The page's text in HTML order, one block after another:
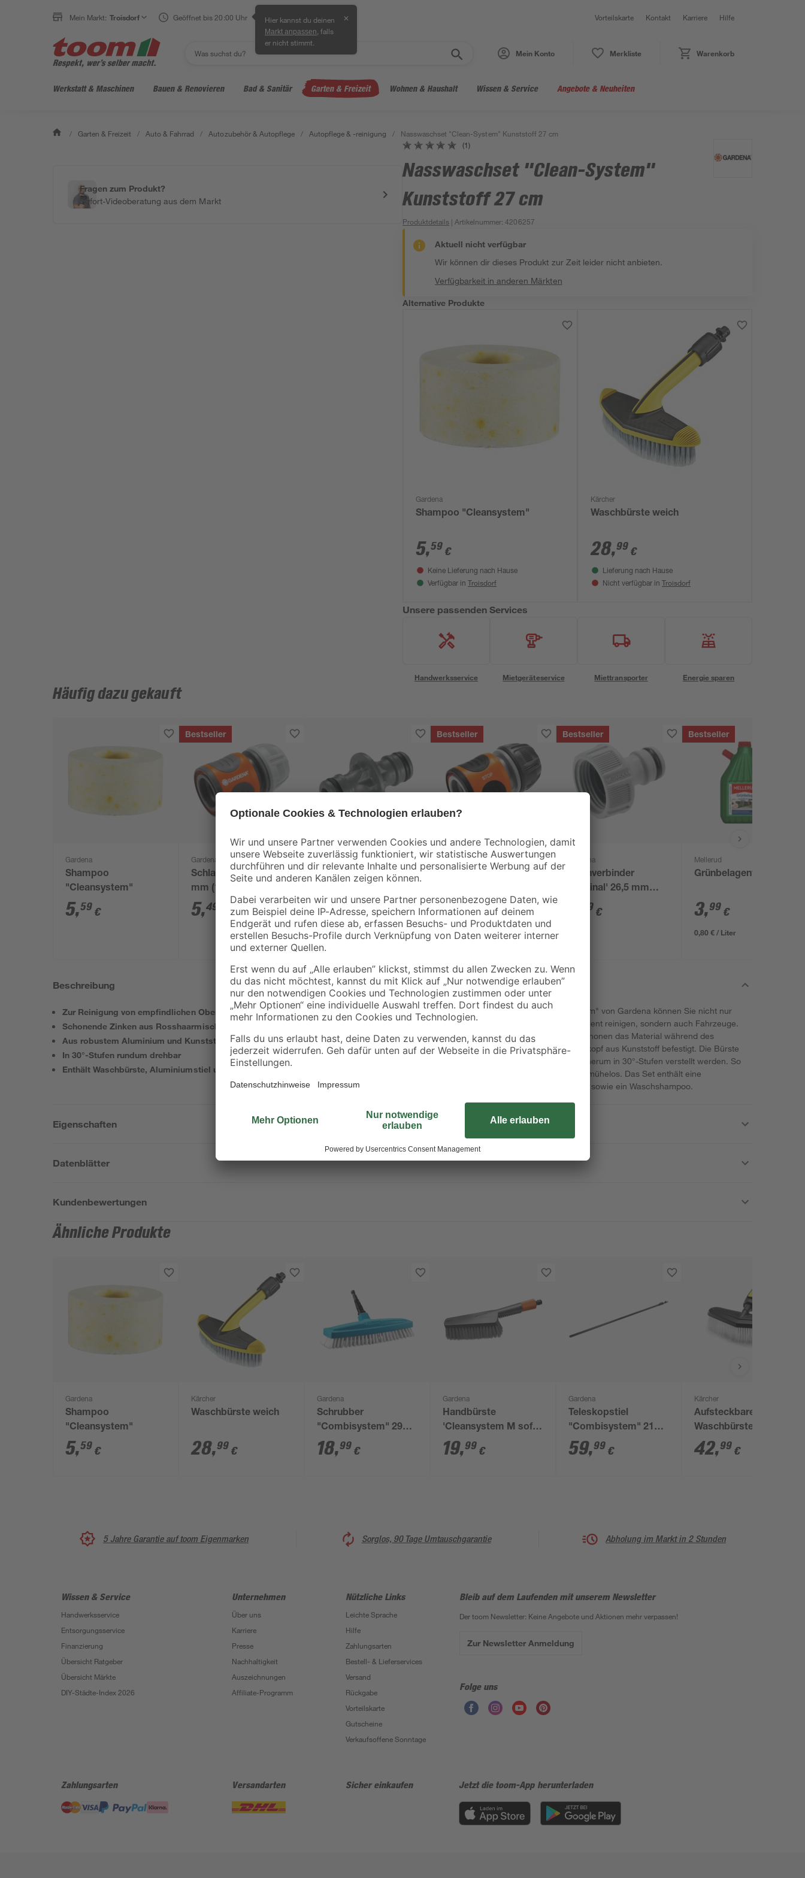
Mein Markt: Troisdorf Geöffnet bis 20:00 Uhr Hier kannst du deinen
Markt anpassen , falls
er nicht stimmt.
✕ Vorteilskarte Kontakt Karriere Hilfe
Mein Konto Merkliste Warenkorb
Werkstatt & Maschinen Bauen & Renovieren Bad & Sanitär Garten & Freizeit Wohnen & Haushalt Wissen & Service Angebote & Neuheiten
/ Garten & Freizeit / Auto & Fahrrad / Autozubehör & Autopflege / Autopflege & -reinigung / Nasswaschset "Clean-System" Kunststoff 27 cm
Fragen zum Produkt?
Sofort-Videoberatung aus dem Markt
(1)
Nasswaschset "Clean-System"
Kunststoff 27 cm
Produktdetails | Artikelnummer:4206257
Aktuell nicht verfügbar
Wir können dir dieses Produkt zur Zeit leider nicht anbieten.
Verfügbarkeit in anderen Märkten
Alternative Produkte
Gardena
Shampoo "Cleansystem"
5,59 €
Keine Lieferung nach Hause
Verfügbar in Troisdorf
Kärcher
Waschbürste weich
28,99 €
Lieferung nach Hause
Nicht verfügbar in Troisdorf
Unsere passenden Services
Handwerksservice Mietgeräteservice Miettransporter Energie sparen
Häufig dazu gekauft
Gardena
Shampoo
"Cleansystem"
5,59 €
Bestseller
Gardena
Schlauchverbinder 13
mm (1/2)
5,49
Gardena
Steckkupplung 13
3,29€
Bestseller
Gardena
Schlauchverbinder
mm (1/2")
6,99€
Bestseller
Gardena
Hahnverbinder
'Original' 26,5 mm
(3/4") grau
19 €
Bestseller
Mellerud
Grünbelagentferner 5 l
3,99 €
0,80 € / Liter
Beschreibung
Zur Reinigung von empfindlichen Oberflächen und Autos
Schonende Zinken aus Rosshaarmischung
Aus robustem Aluminium und Kunststoff gefertigt
In 30°-Stufen rundum drehbar
Enthält Waschbürste, Aluminiumstiel und Shampoo
Mithilfe des dreiteiligen Waschsets "Clean-System" von Gardena können Sie nicht nur
empfindliche Oberflächen im Außenbereich effizient reinigen, sondern auch Fahrzeuge.
Die weichen Borsten aus Rosshaarmischung schonen das Material während des
Reinigungsvorgangs und sind sicher am Gerätekopf aus Kunststoff befestigt. Die Bürste
hat eine Arbeitsbreite von 27 cm und kann rundherum in 30°-Stufen verstellt werden. So
erreichen Sie auch schwer zugängliche Stellen mühelos. Das Set enthält eine
Waschbürste, einen Stiel aus Aluminium (90 cm) sowie ein Waschshampoo.
Eigenschaften
Datenblätter
Kundenbewertungen
Ähnliche Produkte
Gardena
Shampoo
"Cleansystem"
5,59 €
Kärcher
Waschbürste weich
28,99 €
Gardena
Schrubber
"Combisystem" 29
cm
18,99 €
Gardena
Handbürste
'Cleansystem M soft'
mit
Schlauchanschluss 32
19,99 €
Gardena
Teleskopstiel
"Combisystem" 210 -
390 cm
59,99 €
Kärcher
Aufsteckbare
Waschbürste
42,99 €
5 Jahre Garantie auf toom Eigenmarken Sorglos, 90 Tage Umtauschgarantie Abholung im Markt in 2 Stunden
Wissen & Service
Handwerksservice
Entsorgungsservice
Finanzierung
Übersicht Ratgeber
Übersicht Märkte
DIY-Städte-Index 2026
Unternehmen
Über uns
Karriere
Presse
Nachhaltigkeit
Auszeichnungen
Affiliate-Programm
Nützliche Links
Leichte Sprache
Hilfe
Zahlungsarten
Bestell- & Lieferservices
Versand
Rückgabe
Vorteilskarte
Gutscheine
Verkaufsoffene Sonntage
Bleib auf dem Laufenden mit unserem Newsletter
Der toom Newsletter: Keine Angebote und Aktionen mehr verpassen!
Zur Newsletter Anmeldung
Folge uns
Zahlungsarten Versandarten Sicher einkaufen Jetzt die toom-App herunterladen